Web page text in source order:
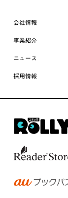
会社情報
事業紹介
ニュース
採用情報